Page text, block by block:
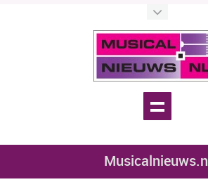
Musicalnieuws.nl